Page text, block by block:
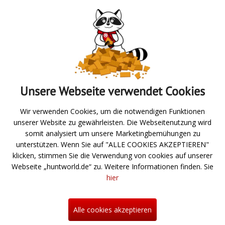
Absenden
Angeln
Jagd- und Schießsport
Über uns
Informationen zum Bestellprozess
Unsere Webseite verwendet Cookies
Wir verwenden Cookies, um die notwendigen Funktionen
unserer Website zu gewährleisten. Die Webseitenutzung wird
somit analysiert um unsere Marketingbemühungen zu
unterstützen. Wenn Sie auf "ALLE COOKIES AKZEPTIEREN"
klicken, stimmen Sie die Verwendung von cookies auf unserer
Webseite „huntworld.de“ zu. Weitere Informationen finden. Sie
hier
Alle cookies akzeptieren